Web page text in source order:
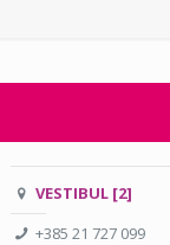
VESTIBUL [2]
+385 21 727 099